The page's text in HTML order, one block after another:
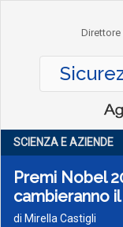
SCIENZA E AZIENDE
Premi Nobel
cambieranno
di Mirella Castigli